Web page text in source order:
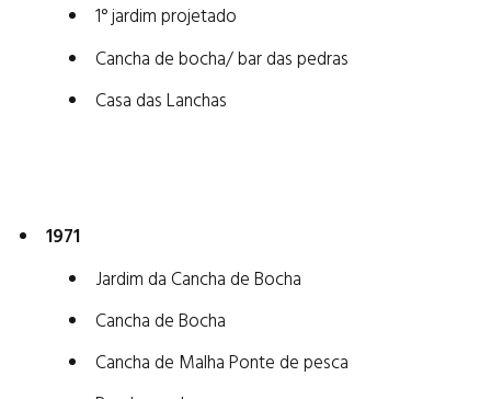
1° jardim projetado
Cancha de bocha/ bar das pedras
Casa das Lanchas
1971
Jardim da Cancha de Bocha
Cancha de Bocha
Cancha de Malha Ponte de pesca